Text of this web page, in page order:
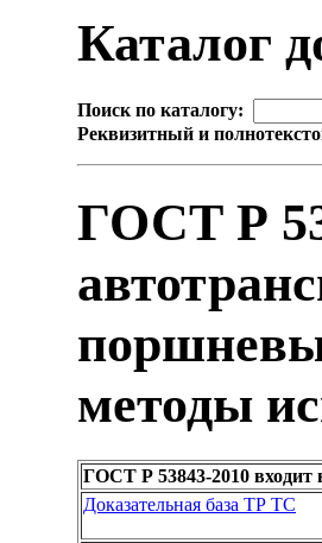
Каталог
Поиск по каталогу:
Реквизитный и
ГОСТ Р
методы
ГОСТ Р 53843-2010 входит
Доказательная база ТР ТС